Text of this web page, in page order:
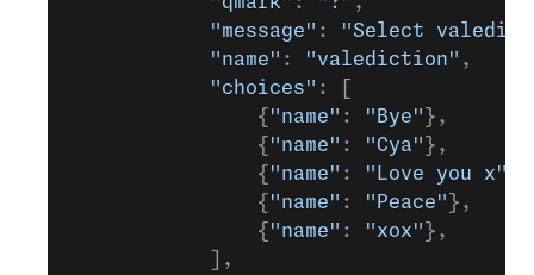
            "message"
:
"Select
            "name"
: "valediction" ,
            "choices"
: [
                {
"name" : "Bye" },
                {
"name" : "Cya" },
                {
"name" : "Love you x"
                {
"name" : "Peace" },
                {
"name" : "xox" },
            ],